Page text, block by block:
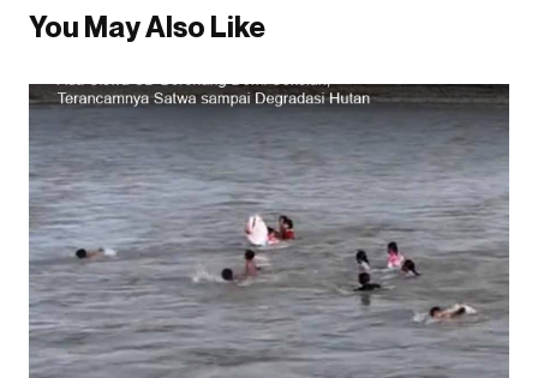
You May Also Like